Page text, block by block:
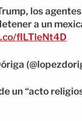
los
a un
fILTleNt4D
un “acto